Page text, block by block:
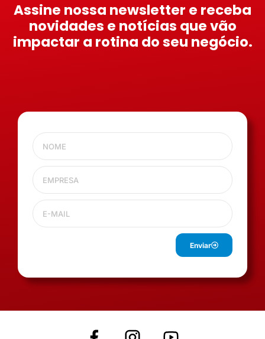
Assine nossa newsletter e receba
novidades e notícias que vão
impactar a rotina do seu negócio.
Enviar